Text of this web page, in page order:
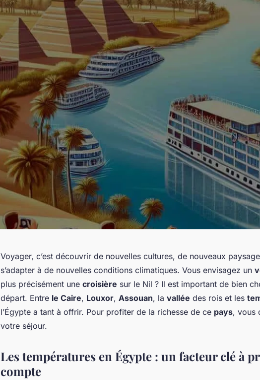
Voyager, c’est découvrir de nouvelles cultures, de nouveaux
s’adapter à de nouvelles conditions climatiques. Vous envisagez un
plus précisément une croisière sur le Nil ? Il est important de bien
départ. Entre le Caire, Louxor, Assouan, la vallée des rois et les
l’Égypte a tant à offrir. Pour profiter de la richesse de ce pays, vous
votre séjour.
Les températures en Égypte : un facteur clé à
compte